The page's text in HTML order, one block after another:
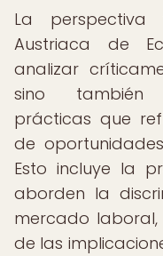
La perspectiva
Austriaca de
analizar
sino también
prácticas que
de
Esto incluye la
aborden la
mercado
de las